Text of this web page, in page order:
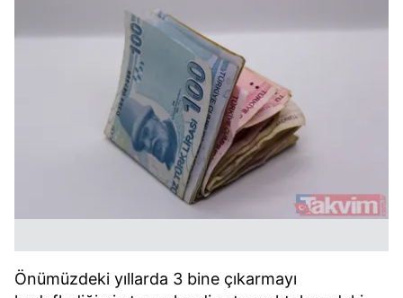
Önümüzdeki yıllarda 3 bine çıkarmayı